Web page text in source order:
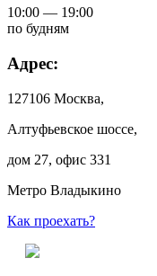
10:00 — 19:00
по будням
Адрес:
127106 Москва,
Алтуфьевское шоссе,
дом 27, офис 331
Метро Владыкино
Как проехать?